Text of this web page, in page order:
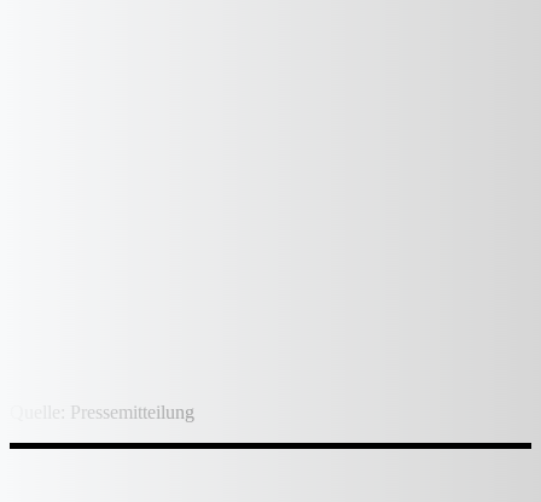
Quelle: Pressemitteilung